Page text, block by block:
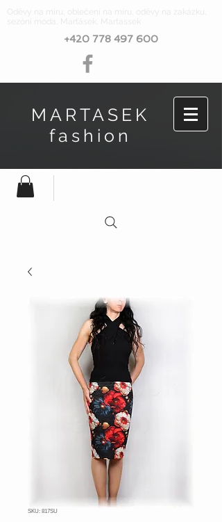
Oděvy na míru, oblečení na míru, oděvy na zakázku,
sezóní móda, Marťásek, Martassek
+420 778 497 600
MARTASEK
fashion
SKU: 817SU